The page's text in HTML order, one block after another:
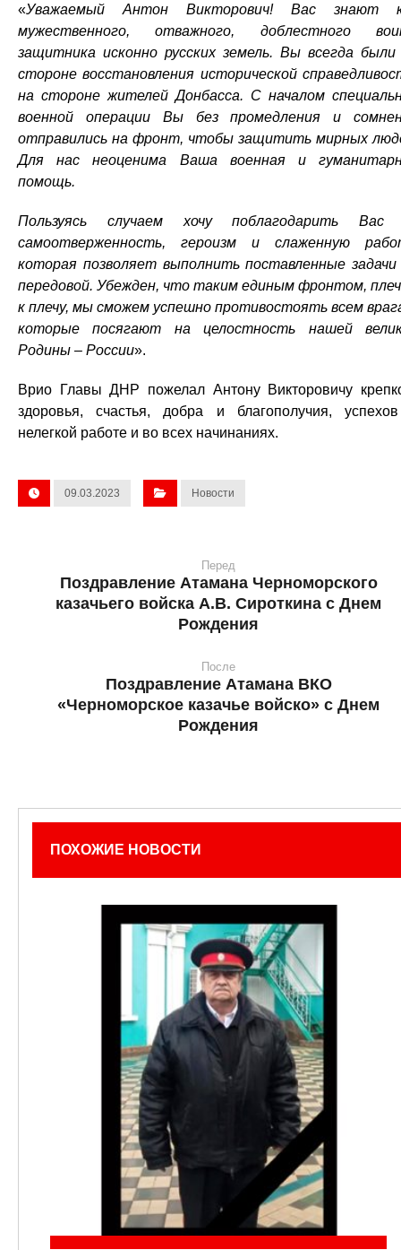
«Уважаемый Антон Викторович! Вас знают
мужественного, отважного, доблестного
защитника исконно русских земель. Вы всегда были
стороне восстановления исторической
на стороне жителей Донбасса. С началом
военной операции Вы без промедления и
отправились на фронт, чтобы защитить мирных
Для нас неоценима Ваша военная и
помощь.
Пользуясь случаем хочу поблагодарить Вас
самоотверженность, героизм и слаженную
которая позволяет выполнить поставленные задачи
передовой. Убежден, что таким единым фронтом,
к плечу, мы сможем успешно противостоять всем
которые посягают на целостность нашей
Родины – России».
Врио Главы ДНР пожелал Антону Викторовичу
здоровья, счастья, добра и благополучия,
нелегкой работе и во всех начинаниях.
09.03.2023 Новости
Перед
Поздравление Атамана Черноморского
казачьего войска А.В. Сироткина с Днем
Рождения
После
Поздравление Атамана ВКО
«Черноморское казачье войско» с Днем
Рождения
ПОХОЖИЕ НОВОСТИ